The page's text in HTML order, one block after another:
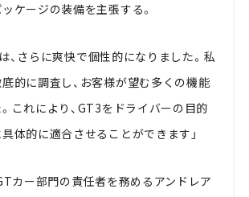
ケージの装備を主張する。
、さらに爽快で個性的になりました。私
的に調査し、お客様が望む多くの機能
これにより、GT3をドライバーの目的
体的に適合させることができます」
カー部門の責任者を務めるアンドレア